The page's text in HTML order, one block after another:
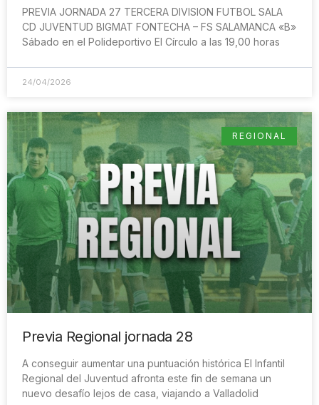
PREVIA JORNADA 27 TERCERA DIVISION FUTBOL SALA
CD JUVENTUD BIGMAT FONTECHA – FS SALAMANCA «B»
Sábado en el Polideportivo El Círculo a las 19,00 horas
24/04/2026
REGIONAL
Previa Regional jornada 28
A conseguir aumentar una puntuación histórica El Infantil
Regional del Juventud afronta este fin de semana un
nuevo desafío lejos de casa, viajando a Valladolid